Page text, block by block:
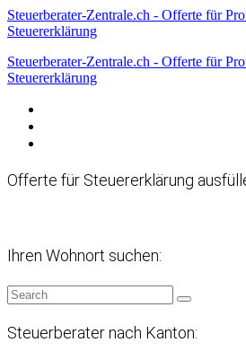
Steuerberater-Zentrale.ch - Offerte für
Steuererklärung
Steuerberater-Zentrale.ch - Offerte für
Steuererklärung
Offerte für Steuererklärung
Ihren Wohnort suchen:
Steuerberater nach Kanton: